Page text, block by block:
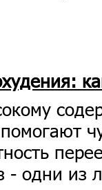
- одни из